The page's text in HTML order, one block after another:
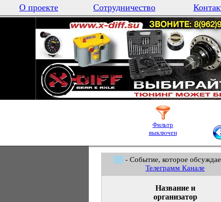
О проекте Сотрудничество
Фильтр
выключен
- Событие, которое
Телеграмм Канале
Название и
организатор